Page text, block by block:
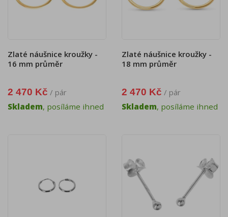
Zlaté náušnice kroužky -
16 mm průměr
2 470 Kč / pár
Skladem, posíláme ihned
Zlaté náušnice kroužky -
18 mm průměr
2 470 Kč / pár
Skladem, posíláme ihned